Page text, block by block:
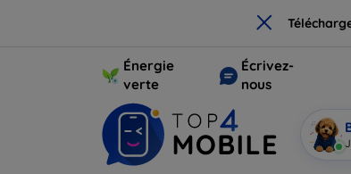
×
Énergie
verte
Écrivez-
nous